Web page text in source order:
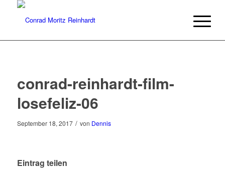
conrad-reinhardt-film-
losefeliz-06
September 18, 2017 / von Dennis
Eintrag teilen